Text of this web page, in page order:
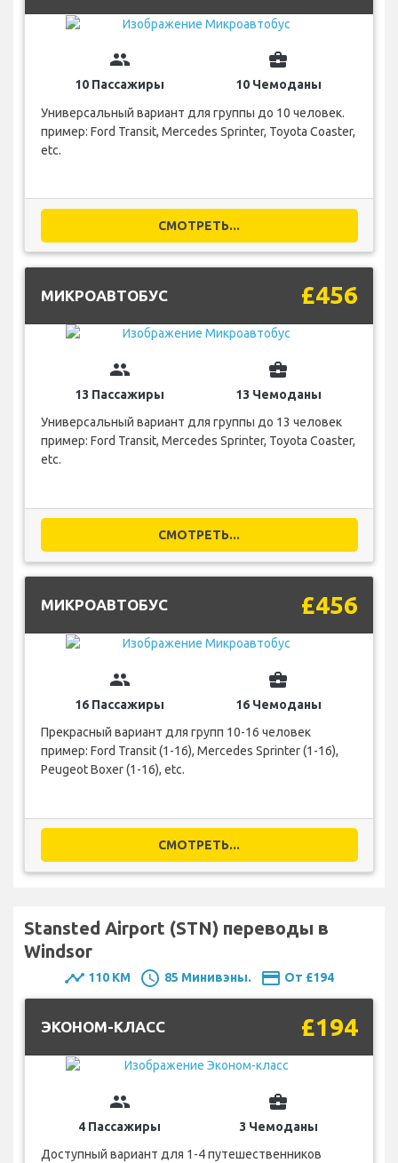
group
10 Пассажиры
business_center
10 Чемоданы
Универсальный вариант для группы до 10 человек.
пример: Ford Transit, Mercedes Sprinter, Toyota Coaster,
etc.
СМОТРЕТЬ...
МИКРОАВТОБУС £456
group
13 Пассажиры
business_center
13 Чемоданы
Универсальный вариант для группы до 13 человек
пример: Ford Transit, Mercedes Sprinter, Toyota Coaster,
etc.
СМОТРЕТЬ...
МИКРОАВТОБУС £456
group
16 Пассажиры
business_center
16 Чемоданы
Прекрасный вариант для групп 10-16 человек
пример: Ford Transit (1-16), Mercedes Sprinter (1-16),
Peugeot Boxer (1-16), etc.
СМОТРЕТЬ...
Stansted Airport (STN) переводы в
Windsor
timeline 110 KM schedule 85 Минивэны. payment От £194
ЭКОНОМ-КЛАСС £194
group
4 Пассажиры
business_center
3 Чемоданы
Доступный вариант для 1-4 путешественников